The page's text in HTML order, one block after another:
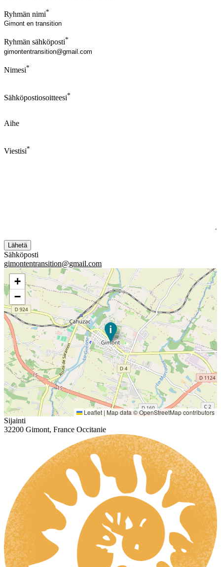
Ryhmän nimi*
Ryhmän sähköposti*
Nimesi*
Sähköpostiosoitteesi*
Aihe
Viestisi*
Sähköposti
gimontentransition@gmail.com
+
−
Leaflet | Map data ©OpenStreetMapcontributors
Sijainti
32200 Gimont, France Occitanie